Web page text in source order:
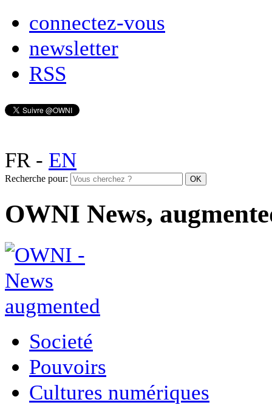
connectez-vous
newsletter
RSS
FR- EN
Recherche pour:
OWNI News,
Societé
Pouvoirs
Cultures numériques